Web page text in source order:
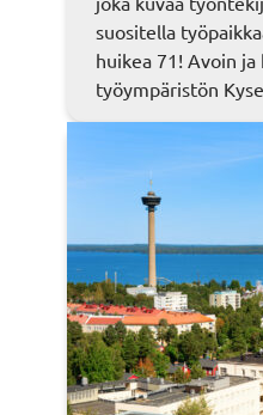
suositella
huikea 71! Avoin
työympäristön